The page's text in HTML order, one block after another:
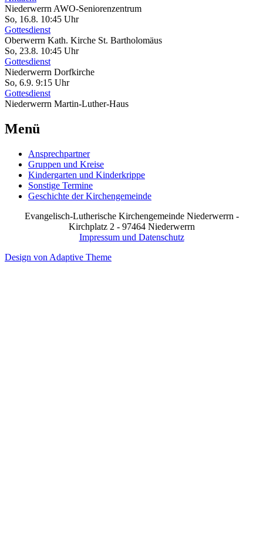
Niederwerrn AWO-Seniorenzentrum
So, 16.8. 10:45 Uhr
Gottesdienst
Oberwerrn Kath. Kirche St. Bartholomäus
So, 23.8. 10:45 Uhr
Gottesdienst
Niederwerrn Dorfkirche
So, 6.9. 9:15 Uhr
Gottesdienst
Niederwerrn Martin-Luther-Haus
Menü
Ansprechpartner
Gruppen und Kreise
Kindergarten und Kinderkrippe
Sonstige Termine
Geschichte der Kirchengemeinde
Evangelisch-Lutherische Kirchengemeinde Niederwerrn -
Kirchplatz 2 - 97464 Niederwerrn
Impressum und Datenschutz
Design von Adaptive Theme